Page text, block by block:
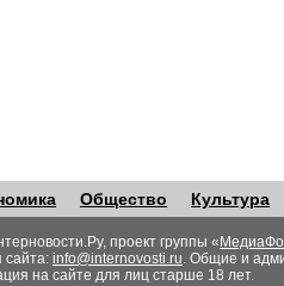
Общество Культура
проект группы «
сайта: info@internovosti.ru. Общие и
на сайте для лиц старше 18 лет.